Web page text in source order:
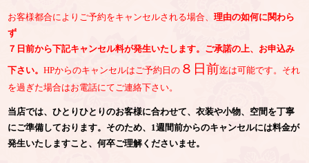
お客様都合によりご予約をキャンセルされる場合、理由の如何に関わら
ず
７日前から下記キャンセル料が発生いたします。ご承諾の上、お申込み
下さい。HPからのキャンセルはご予約日の ８日前迄は可能です。それ
を過ぎた場合はお電話にてご連絡下さい。
当店では、ひとりひとりのお客様に合わせて、衣装や小物、空間を丁寧
にご準備しております。そのため、1週間前からのキャンセルには料金が
発生いたしますこと、何卒ご理解くださいませ。